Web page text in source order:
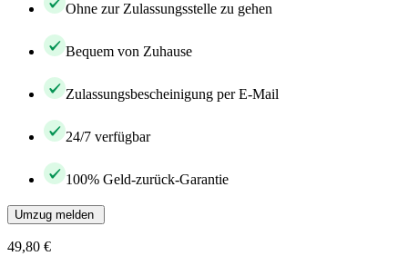
Ohne zur Zulassungsstelle zu gehen
Bequem von Zuhause
Zulassungsbescheinigung per E-Mail
24/7 verfügbar
100% Geld-zurück-Garantie
Umzug melden
49,80 €